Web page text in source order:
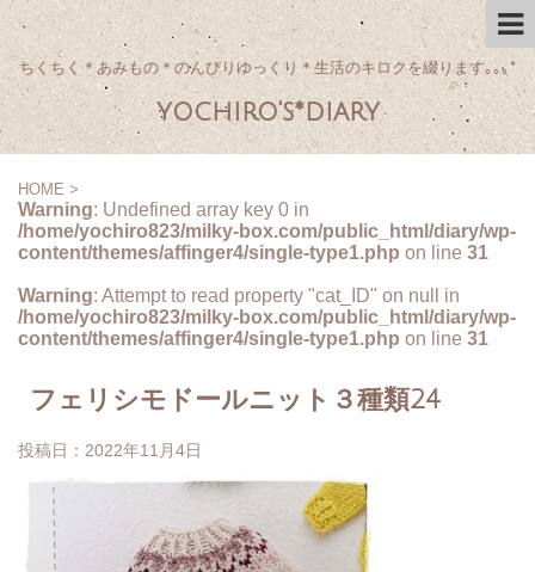
ちくちく＊あみもの＊のんびりゆっくり＊生活のキロクを綴ります｡｡｡*
yochiro's*diary
HOME >
Warning: Undefined array key 0 in
/home/yochiro823/milky-box.com/public_html/diary/wp-
content/themes/affinger4/single-type1.php on line 31
Warning: Attempt to read property "cat_ID" on null in
/home/yochiro823/milky-box.com/public_html/diary/wp-
content/themes/affinger4/single-type1.php on line 31
フェリシモドールニット３種類24
投稿日： 2022年11月4日